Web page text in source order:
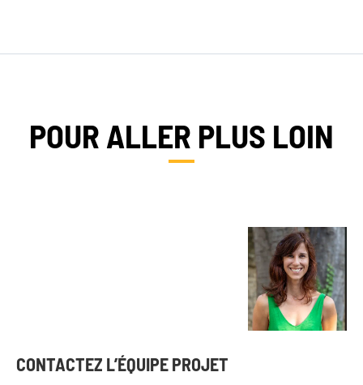
POUR ALLER PLUS LOIN
CONTACTEZ L’ÉQUIPE PROJET